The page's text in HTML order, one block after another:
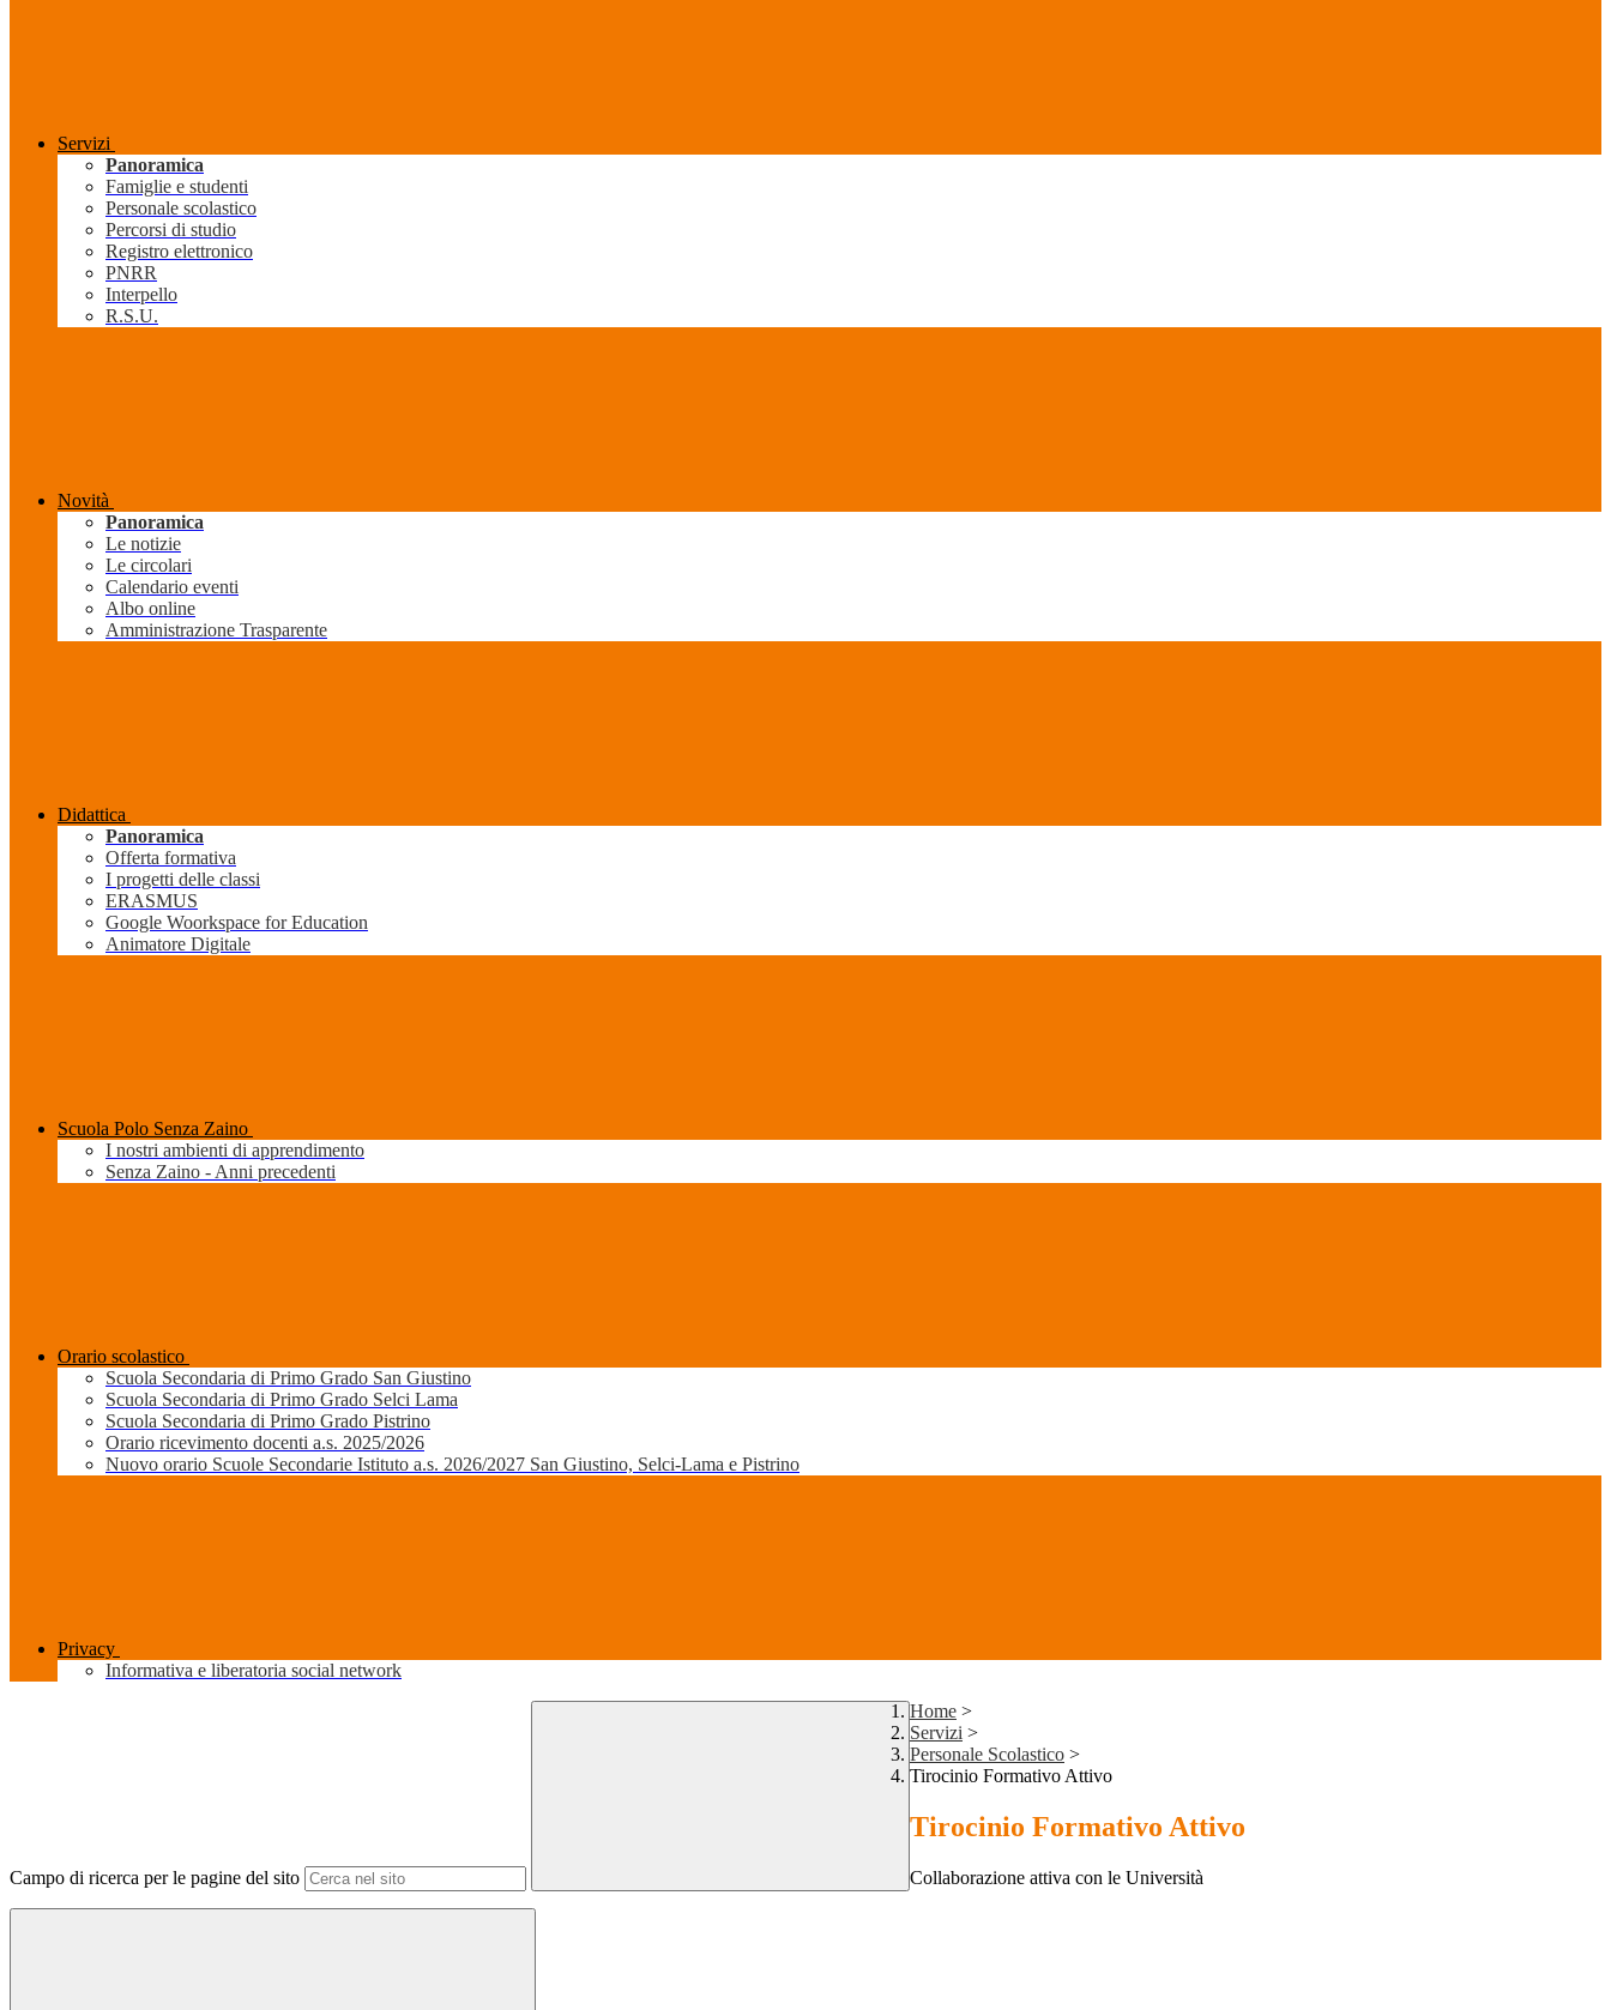
Servizi
Panoramica
Famiglie e studenti
Personale scolastico
Percorsi di studio
Registro elettronico
PNRR
Interpello
R.S.U.
Novità
Panoramica
Le notizie
Le circolari
Calendario eventi
Albo online
Amministrazione Trasparente
Didattica
Panoramica
Offerta formativa
I progetti delle classi
ERASMUS
Google Woorkspace for Education
Animatore Digitale
Scuola Polo Senza Zaino
I nostri ambienti di apprendimento
Senza Zaino - Anni precedenti
Orario scolastico
Scuola Secondaria di Primo Grado San Giustino
Scuola Secondaria di Primo Grado Selci Lama
Scuola Secondaria di Primo Grado Pistrino
Orario ricevimento docenti a.s. 2025/2026
Nuovo orario Scuole Secondarie Istituto a.s. 2026/2027 San Giustino, Selci-Lama e Pistrino
Privacy
Informativa e liberatoria social network
Campo di ricerca per le pagine del sito
Home >
Servizi >
Personale Scolastico >
Tirocinio Formativo Attivo
Tirocinio Formativo Attivo
Collaborazione attiva con le Università